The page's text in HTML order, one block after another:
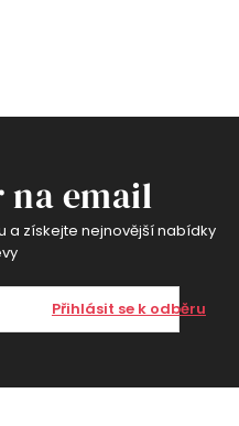
na email
a získejte nejnovější nabídky
Přihlásit se k odběru